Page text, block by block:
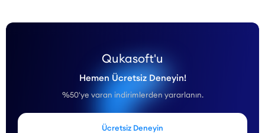
Qukasoft'u
Hemen Ücretsiz Deneyin!
%50'ye varan indirimlerden yararlanın.
Ücretsiz Deneyin